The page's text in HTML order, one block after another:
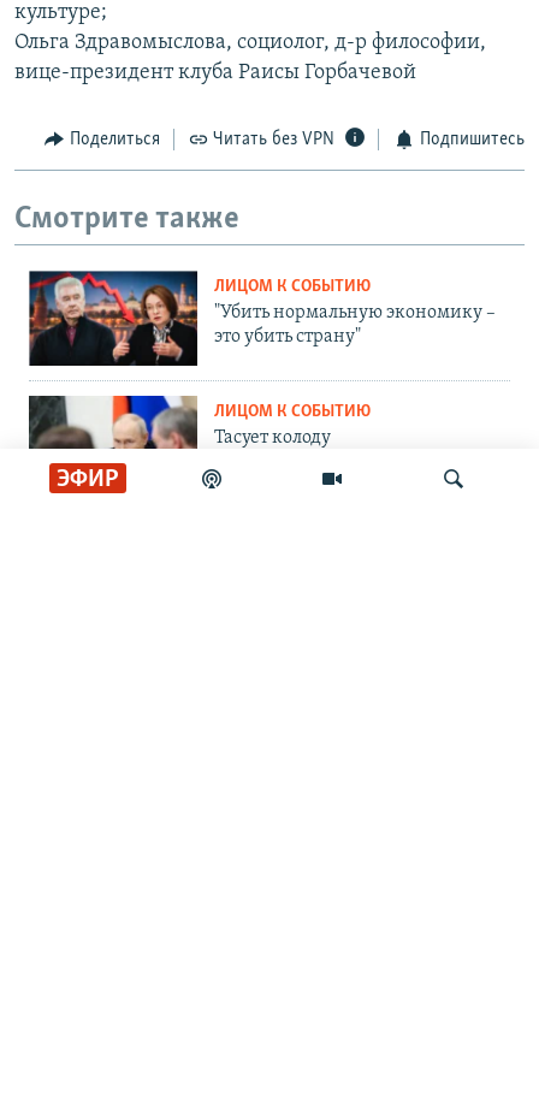
ЭФИР
культуре;
Ольга Здравомыслова, социолог, д-р философии,
вице-президент клуба Раисы Горбачевой
Поделиться Читать без VPN Подпишитесь
Смотрите также
ЛИЦОМ К СОБЫТИЮ
"Убить нормальную экономику –
это убить страну"
ЛИЦОМ К СОБЫТИЮ
Тасует колоду